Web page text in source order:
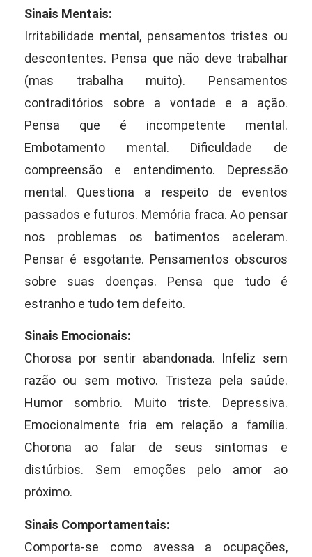
Sinais Mentais:
Irritabilidade mental, pensamentos tristes ou
descontentes. Pensa que não deve trabalhar
(mas trabalha muito). Pensamentos
contraditórios sobre a vontade e a ação.
Pensa que é incompetente mental.
Embotamento mental. Dificuldade de
compreensão e entendimento. Depressão
mental. Questiona a respeito de eventos
passados e futuros. Memória fraca. Ao pensar
nos problemas os batimentos aceleram.
Pensar é esgotante. Pensamentos obscuros
sobre suas doenças. Pensa que tudo é
estranho e tudo tem defeito.
Sinais Emocionais:
Chorosa por sentir abandonada. Infeliz sem
razão ou sem motivo. Tristeza pela saúde.
Humor sombrio. Muito triste. Depressiva.
Emocionalmente fria em relação a família.
Chorona ao falar de seus sintomas e
distúrbios. Sem emoções pelo amor ao
próximo.
Sinais Comportamentais:
Comporta-se como avessa a ocupações,